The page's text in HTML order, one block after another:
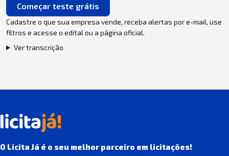
Começar teste grátis
Cadastre o que sua empresa vende, receba alertas por e-mail, use
filtros e acesse o edital ou a página oficial.
Ver transcrição
O Licita Já é o seu melhor parceiro em licitações!